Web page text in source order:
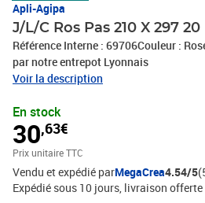
Apli-Agipa
J/L/C Ros Pas 210 X 297
Référence Interne : 69706Couleur :
par notre entrepot Lyonnais
Voir la description
En stock
30,63€
Prix unitaire TTC
Vendu et expédié parMegaCrea4.54/5
Expédié sous 10 jours livraison offerte